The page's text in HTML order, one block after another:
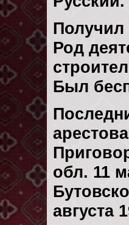
Получил
Род
Был
обл. 11
августа